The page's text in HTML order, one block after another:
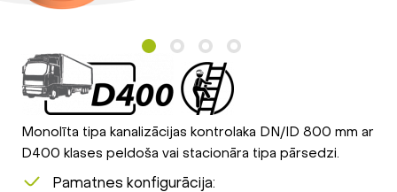
Monolīta tipa kanalizācijas kontrolaka DN/ID 800 mm ar
D400 klases peldoša vai stacionāra tipa pārsedzi.
Pamatnes konfigurācija: